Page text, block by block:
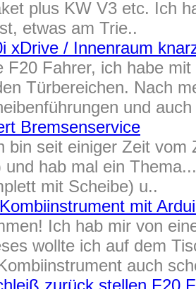
plus KW V3 etc. Ich
etwas am Trie..
xDrive / Innenraum
F20 Fahrer, ich habe
Türbereichen. Nach
und
Bremsenservice
bin seit einiger Zeit
und hab mal ein
mit Scheibe) u..
mit
Ich hab mir von
wollte ich auf dem
auch
zurück stellen F20